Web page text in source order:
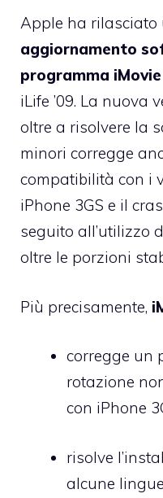
Apple ha rilasciato
aggiornamento
programma iMovie
iLife ’09. La nuova
oltre a risolvere la
minori corregge
compatibilità con i
iPhone 3GS e il
seguito all’utilizzo
oltre le porzioni
Più precisamente,
corregge un
rotazione
con iPhone
risolve
alcune